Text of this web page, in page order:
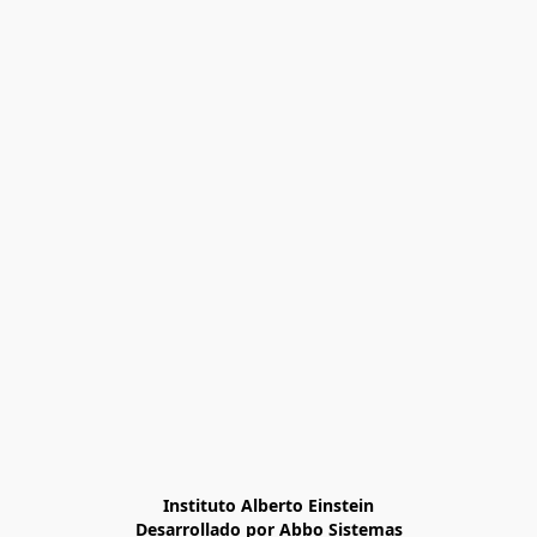
Instituto Alberto Einstein
Desarrollado por Abbo Sistemas